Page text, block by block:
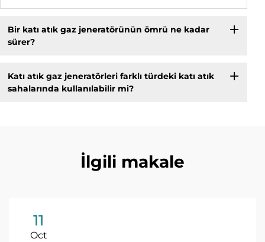
Bir katı atık gaz jeneratörünün ömrü ne kadar
sürer?
Katı atık gaz jeneratörleri farklı türdeki katı atık
sahalarında kullanılabilir mi?
İlgili makale
11
Oct